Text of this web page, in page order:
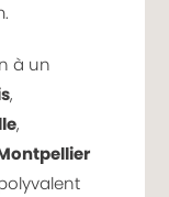
à un
,
,